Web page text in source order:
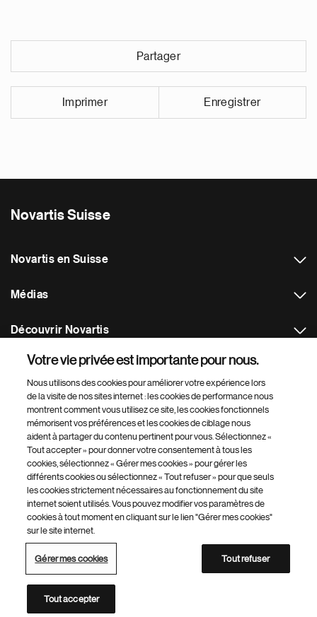
Partager
Imprimer Enregistrer
Novartis Suisse
Novartis en Suisse
Médias
Découvrir Novartis
Plus de sites Novartis
Footer Site Search
Footer
Bottom
© 2026 Novartis AG
Gérer mes cookies
Politique de confidentialité
Annuaire des sites Novartis
Ce site s’adresse aux personnes résidant en Suisse
Votre vie privée est importante pour nous.
Nous utilisons des cookies pour améliorer votre expérience lors
de la visite de nos sites internet : les cookies de performance nous
montrent comment vous utilisez ce site, les cookies fonctionnels
mémorisent vos préférences et les cookies de ciblage nous
aident à partager du contenu pertinent pour vous. Sélectionnez «
Tout accepter » pour donner votre consentement à tous les
cookies, sélectionnez « Gérer mes cookies » pour gérer les
différents cookies ou sélectionnez « Tout refuser » pour que seuls
les cookies strictement nécessaires au fonctionnement du site
internet soient utilisés. Vous pouvez modifier vos paramètres de
cookies à tout moment en cliquant sur le lien "Gérer mes cookies"
sur le site internet.
Gérer mes cookies Tout refuser
Tout accepter